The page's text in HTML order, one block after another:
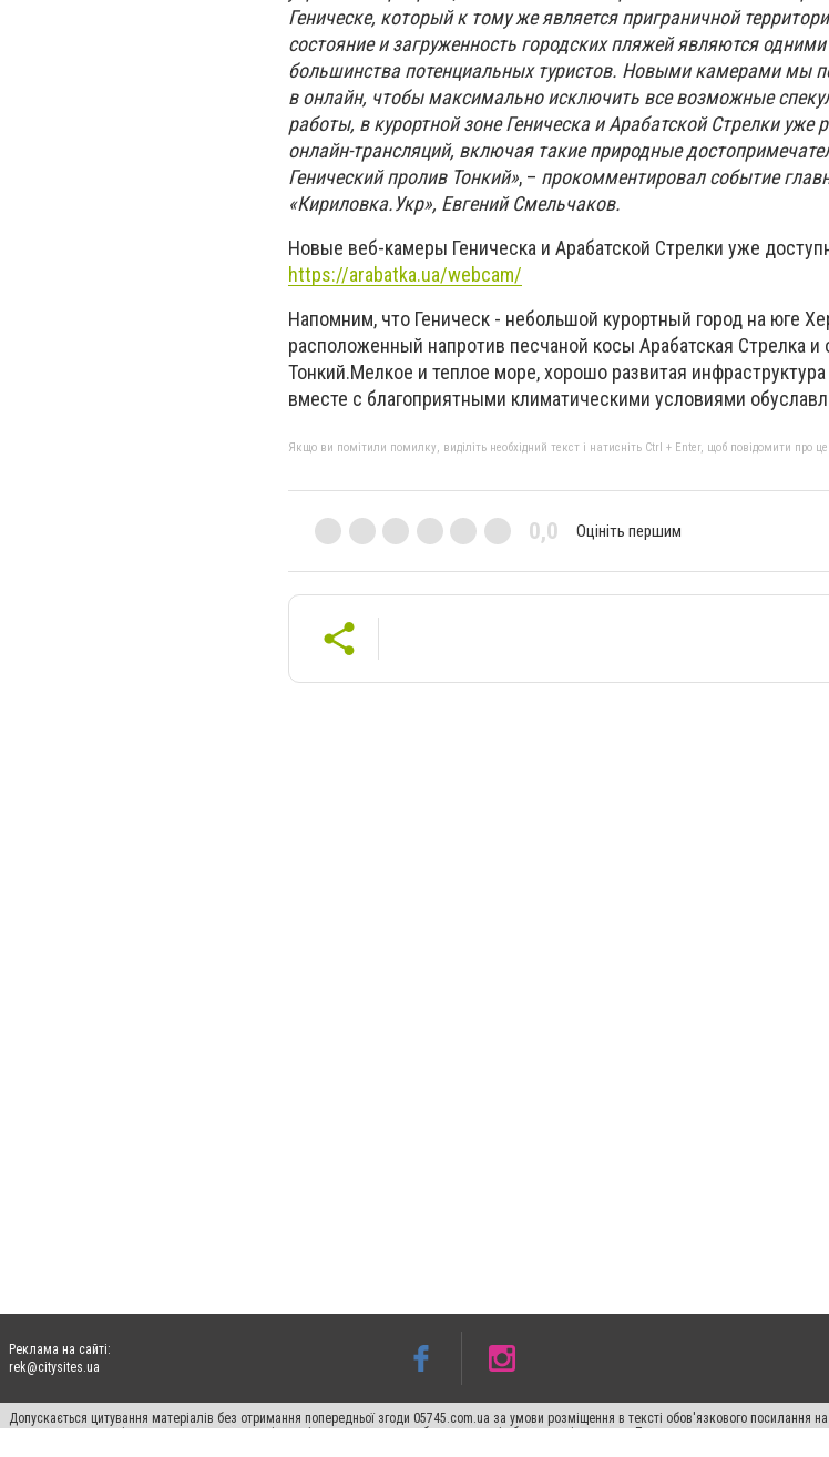
Геническе, который к тому же является приграничной
состояние и загруженность городских пляжей являются
большинства потенциальных туристов. Новыми камерами мы
в онлайн, чтобы максимально исключить все возможные
работы, в курортной зоне Геническа и Арабатской Стрелки уже
онлайн-трансляций, включая такие природные
Генический пролив Тонкий», – прокомментировал событие
«Кириловка.Укр», Евгений Смельчаков.
Новые веб-камеры Геническа и Арабатской Стрелки уже
https://arabatka.ua/webcam/
Напомним, что Геническ - небольшой курортный город на юге
расположенный напротив песчаной косы Арабатская Стрелка
Тонкий.Мелкое и теплое море, хорошо развитая
вместе с благоприятными климатическими условиями
Якщо ви помітили помилку, виділіть необхідний текст і натисніть Ctrl + Enter, щоб повідомити про
0,0 Оцініть першим
Реклама на сайті:
rek@citysites.ua
Допускається цитування матеріалів без отримання попередньої згоди 05745.com.ua за умови розміщення в тексті обов'язкового
пошукових систем гіперпосилання на цитовані статті не нижче другого абзацу в тексті або в якості джерела. Порушення виняткових прав